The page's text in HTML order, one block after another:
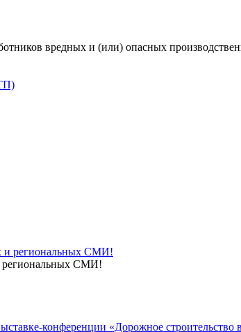
вредных и (или) опасных
региональных СМИ!